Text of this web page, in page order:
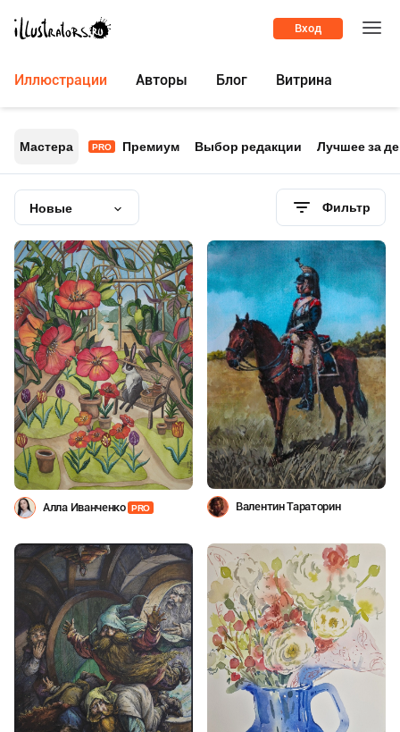
Вход
Иллюстрации Авторы Блог Витрина
Новые
Мастера PRO Премиум Выбор редакции Лучшее за
Фильтр
Алла Иванченко PRO Валентин Тараторин